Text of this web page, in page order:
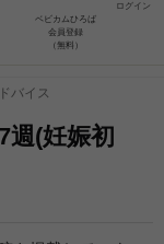
ログイン
ベビカムひろば
会員登録
（無料）
バイス
週(妊娠初